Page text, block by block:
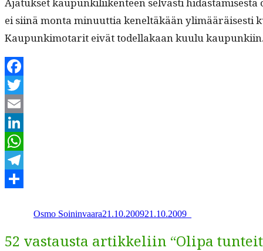
ei siinä mon­ta min­u­ut­tia keneltäkään ylimääräis­es­ti
Kaupunki­mo­tar­it eivät todel­lakaan kuu­lu
Facebook
Twitter
Email
LinkedIn
WhatsApp
Telegram
Osmo Soininvaara21.10.200921.10.2009
52 vastausta artikkeliin “Olipa